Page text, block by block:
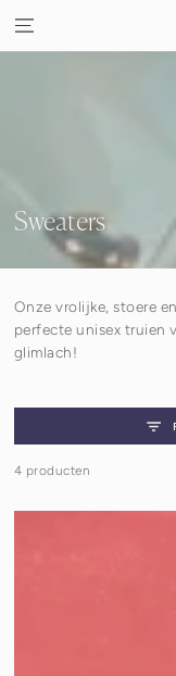
GA NAAR INHOUD
Verzameling:
Sweaters
Onze vrolijke, stoere
perfecte unisex truien
glimlach!
4 producten